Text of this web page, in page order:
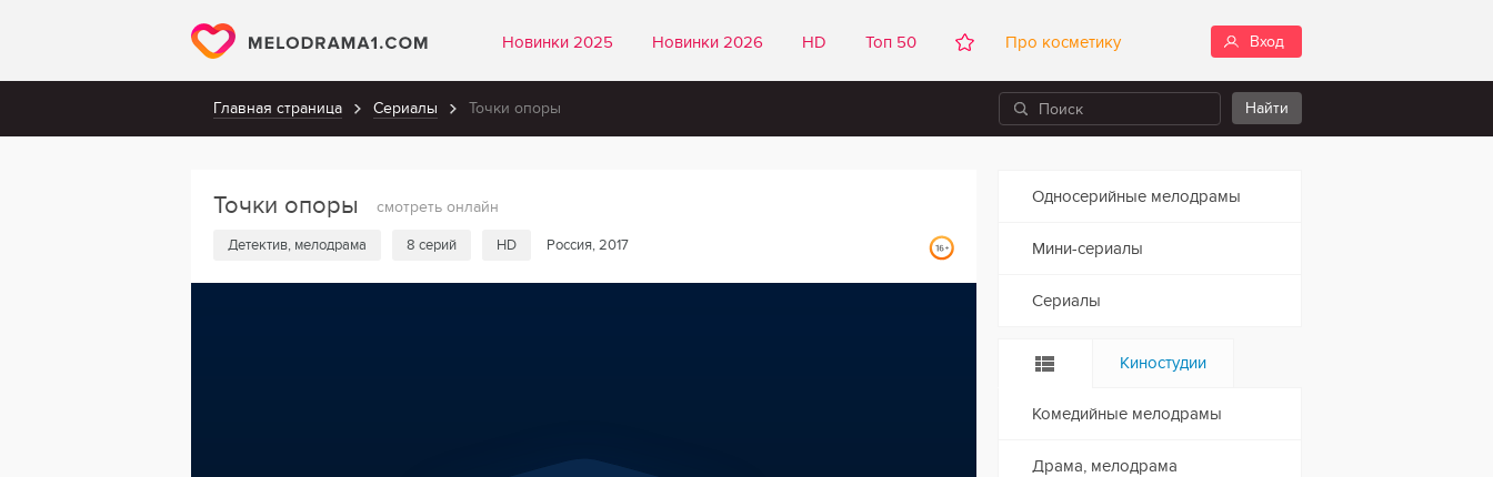
Новинки 2025 Новинки 2026 HD Топ 50 Про косметику Вход
Главная страница Сериалы Точки опоры
Точки опоры смотреть онлайн
Детектив, мелодрама 8 серий HD Россия, 2017
Односерийные мелодрамы
Мини-сериалы
Сериалы
Киностудии
Комедийные мелодрамы
Драма, мелодрама